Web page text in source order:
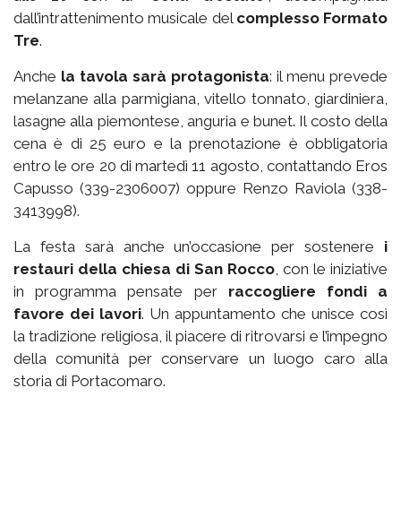
dall’intrattenimento musicale del complesso Formato
Tre.
Anche la tavola sarà protagonista: il menu prevede
melanzane alla parmigiana, vitello tonnato, giardiniera,
lasagne alla piemontese, anguria e bunet. Il costo della
cena è di 25 euro e la prenotazione è obbligatoria
entro le ore 20 di martedì 11 agosto, contattando Eros
Capusso (339-2306007) oppure Renzo Raviola (338-
3413998).
La festa sarà anche un’occasione per sostenere i
restauri della chiesa di San Rocco, con le iniziative
in programma pensate per raccogliere fondi a
favore dei lavori. Un appuntamento che unisce così
la tradizione religiosa, il piacere di ritrovarsi e l’impegno
della comunità per conservare un luogo caro alla
storia di Portacomaro.